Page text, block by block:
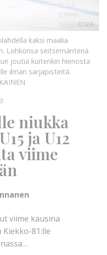
KUVA:
KUVA:
JORMA
KÄRKKÄINEN
kaksi maalia
Lohkonsa seitsemäntenä
joutui kuitenkin hienosta
ilman sarjapisteitä.
niukka
ja U12
viime
viime kausina
81:lle